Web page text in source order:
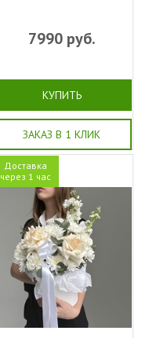
7990руб.
КУПИТЬ
ЗАКАЗ В 1 КЛИК
Доставка
через 1 час